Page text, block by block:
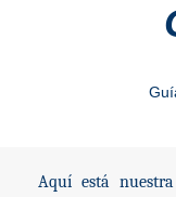
Aquí está